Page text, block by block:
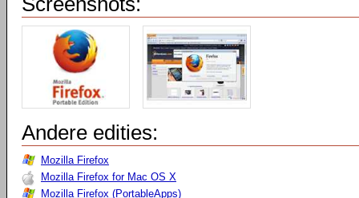
Andere edities:
Mozilla Firefox
Mozilla Firefox for Mac OS X
Mozilla Firefox (PortableApps)